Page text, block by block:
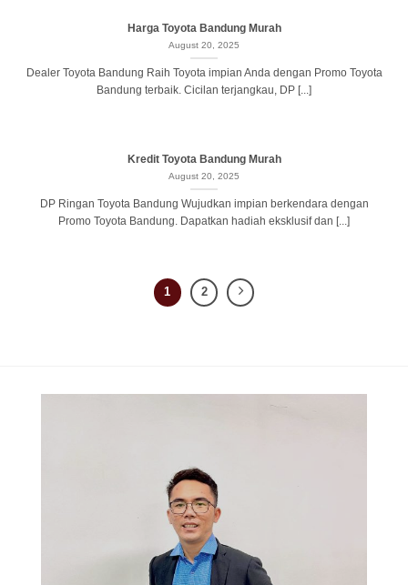
Harga Toyota Bandung Murah
August 20, 2025
Dealer Toyota Bandung Raih Toyota impian Anda dengan Promo Toyota
Bandung terbaik. Cicilan terjangkau, DP [...]
Kredit Toyota Bandung Murah
August 20, 2025
DP Ringan Toyota Bandung Wujudkan impian berkendara dengan
Promo Toyota Bandung. Dapatkan hadiah eksklusif dan [...]
1 2